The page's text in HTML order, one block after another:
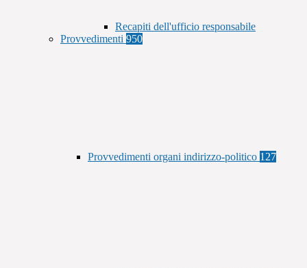
Recapiti dell'ufficio responsabile
Provvedimenti 950
Provvedimenti organi indirizzo-politico 127